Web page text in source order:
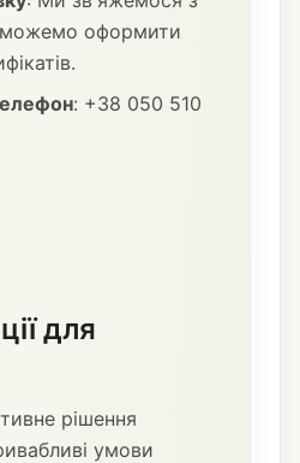
оформити
: +38 050 510
для
рішення
умови